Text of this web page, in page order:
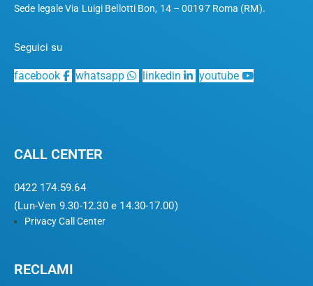
Sede legale Via Luigi Bellotti Bon, 14 – 00197 Roma (RM).
Seguici su
facebook whatsapp linkedin youtube
CALL CENTER
0422 174.59.64
(Lun-Ven 9.30-12.30 e 14.30-17.00)
Privacy Call Center
RECLAMI